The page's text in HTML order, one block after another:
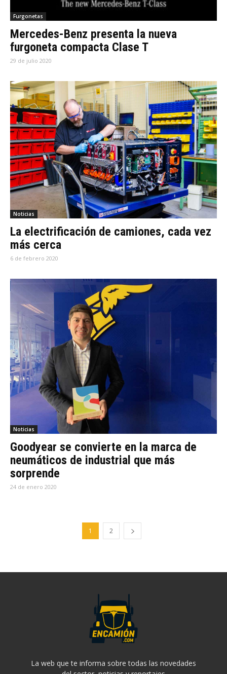
Furgonetas
Mercedes-Benz presenta la nueva
furgoneta compacta Clase T
29 de julio 2020
Noticias
La electrificación de camiones, cada vez
más cerca
6 de febrero 2020
Noticias
Goodyear se convierte en la marca de
neumáticos de industrial que más
sorprende
24 de enero 2020
1 2
La web que te informa sobre todas las novedades